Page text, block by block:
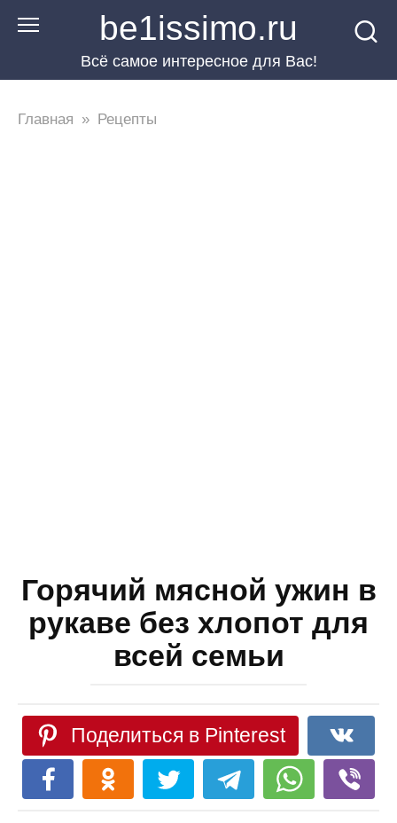
Перейти
be1issimo.ru
Всё самое интересное для Вас!
Главная » Рецепты
Горячий мясной ужин в
рукаве без хлопот для
всей семьи
Поделиться в Pinterest